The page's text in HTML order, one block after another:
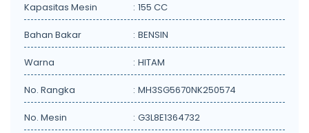
Kapasitas Mesin : 155 CC
Bahan Bakar : BENSIN
Warna : HITAM
No. Rangka : MH3SG5670NK250574
No. Mesin : G3L8E1364732